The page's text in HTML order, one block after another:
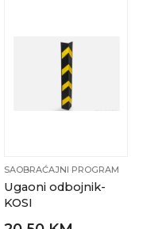
SAOBRAĆAJNI PROGRAM
Ugaoni odbojnik-
KOSI